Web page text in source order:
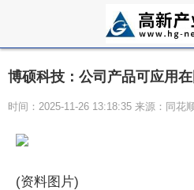
博硕科技：公司产品可应用
时间：2025-11-26 13:18:35 来源：同花
(资料图片)